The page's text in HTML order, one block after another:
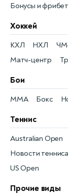
Бонусы и
Хоккей
КХЛ
Матч-центр
НХЛ
Бои
MMA Бокс
Теннис
Новости тенниса
Australian Open
US Open
Прочие виды